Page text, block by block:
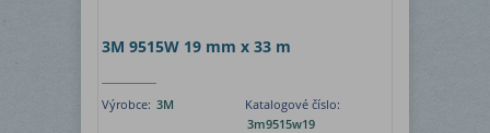
3M 9515W 19 mm x 33 m
Výrobce: 3M
Katalogové číslo:
3m9515w19